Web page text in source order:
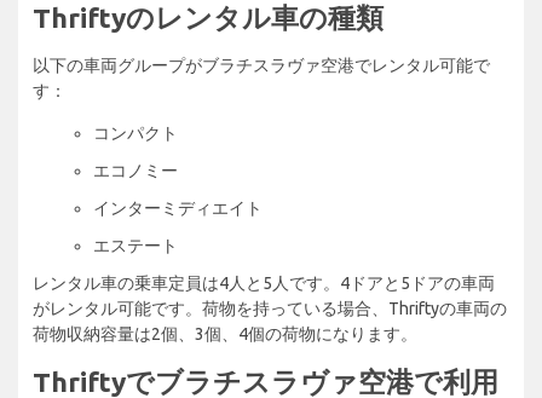
Thriftyのレンタル車の種類
以下の車両グループがブラチスラヴァ空港でレンタル可能で
す：
コンパクト
エコノミー
インターミディエイト
エステート
レンタル車の乗車定員は4人と5人です。4ドアと5ドアの車両
がレンタル可能です。荷物を持っている場合、Thriftyの車両の
荷物収納容量は2個、3個、4個の荷物になります。
Thriftyでブラチスラヴァ空港で利用